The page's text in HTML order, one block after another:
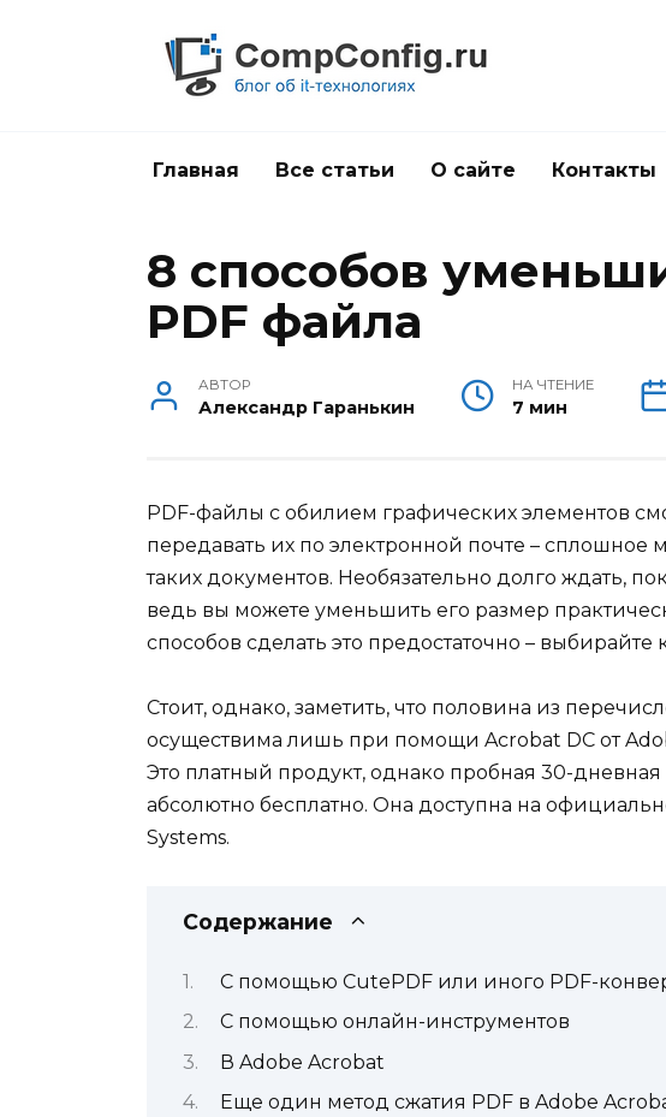
Главная Все статьи О сайте Контакты
8 способов
PDF файла
АВТОР
Александр Гаранькин
НА ЧТЕНИЕ
7 мин
PDF-файлы с обилием графических элементов
передавать их по электронной почте – сплошное
таких документов. Необязательно долго ждать,
ведь вы можете уменьшить его размер
способов сделать это предостаточно – выбирайте
Стоит, однако, заметить, что половина из
осуществима лишь при помощи Acrobat DC от
Это платный продукт, однако пробная 30-дневная
абсолютно бесплатно. Она доступна на
Systems.
Содержание
С помощью CutePDF или иного PDF-
С помощью онлайн-инструментов
В Adobe Acrobat
Еще один метод сжатия PDF в Adobe